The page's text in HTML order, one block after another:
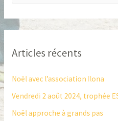
e
h
e
Articles récents
Noël avec l’association Ilona
Vendredi 2 août 2024, trophée
Noël approche à grands pas